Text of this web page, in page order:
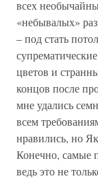
всех
«небывалых»
– под стать
цветов и
концов после
мне удались
всем
нравились, но
Конечно, самые
ведь это не